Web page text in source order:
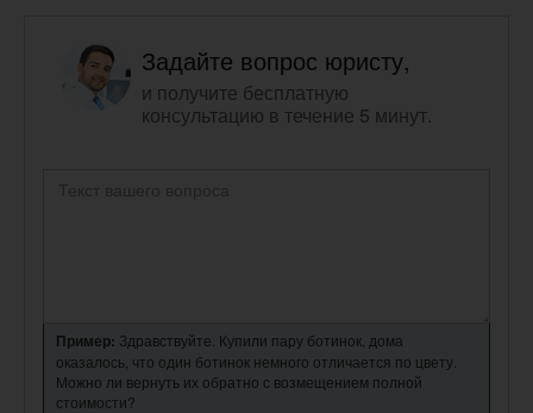
Задайте вопрос юристу,
и получите бесплатную
консультацию в течение 5 минут.
Пример: Здравствуйте. Купили пару ботинок, дома
оказалось, что один ботинок немного отличается по цвету.
Можно ли вернуть их обратно с возмещением полной
стоимости?